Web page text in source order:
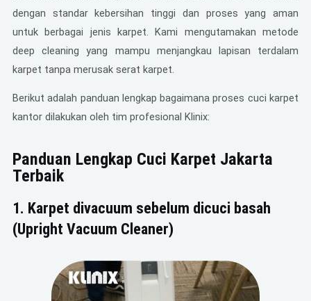
dengan standar kebersihan tinggi dan proses yang aman
untuk berbagai jenis karpet. Kami mengutamakan metode
deep cleaning yang mampu menjangkau lapisan terdalam
karpet tanpa merusak serat karpet.
Berikut adalah panduan lengkap bagaimana proses cuci karpet
kantor dilakukan oleh tim profesional Klinix:
Panduan Lengkap Cuci Karpet Jakarta
Terbaik
1. Karpet divacuum sebelum dicuci basah
(Upright Vacuum Cleaner)